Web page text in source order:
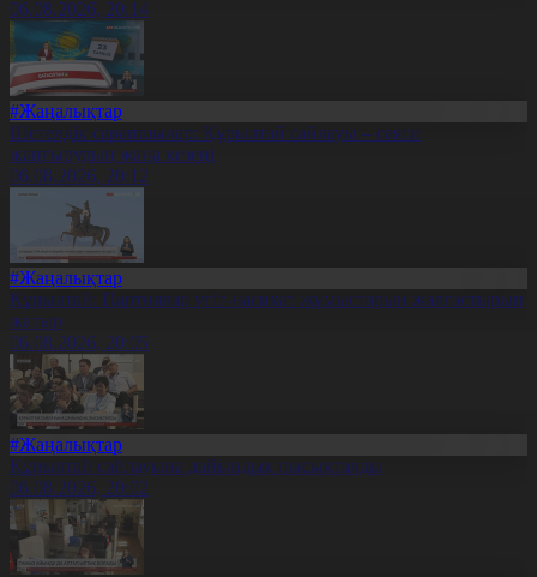
06.08.2026, 20:14
#Жаңалықтар
Шетелдік сарапшылар: Құрылтай сайлауы – саяси
жаңғырудың жаңа кезеңі
06.08.2026, 20:12
#Жаңалықтар
Құрылтай: Партиялар үгіт-насихат жұмыстарын жалғастырып
жатыр
06.08.2026, 20:05
#Жаңалықтар
Құрылтай сайлауына дайындық пысықталды
06.08.2026, 20:02